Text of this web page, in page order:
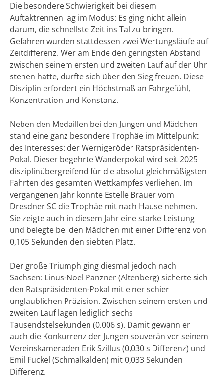
Die besondere Schwierigkeit bei diesem
Auftaktrennen lag im Modus: Es ging nicht allein
darum, die schnellste Zeit ins Tal zu bringen.
Gefahren wurden stattdessen zwei Wertungsläufe auf
Zeitdifferenz. Wer am Ende den geringsten Abstand
zwischen seinem ersten und zweiten Lauf auf der Uhr
stehen hatte, durfte sich über den Sieg freuen. Diese
Disziplin erfordert ein Höchstmaß an Fahrgefühl,
Konzentration und Konstanz.
Neben den Medaillen bei den Jungen und Mädchen
stand eine ganz besondere Trophäe im Mittelpunkt
des Interesses: der Wernigeröder Ratspräsidenten-
Pokal. Dieser begehrte Wanderpokal wird seit 2025
disziplinübergreifend für die absolut gleichmäßigsten
Fahrten des gesamten Wettkampfes verliehen. Im
vergangenen Jahr konnte Estelle Brauer vom
Dresdner SC die Trophäe mit nach Hause nehmen.
Sie zeigte auch in diesem Jahr eine starke Leistung
und belegte bei den Mädchen mit einer Differenz von
0,105 Sekunden den siebten Platz.
Der große Triumph ging diesmal jedoch nach
Sachsen: Linus-Noel Panzner (Altenberg) sicherte sich
den Ratspräsidenten-Pokal mit einer schier
unglaublichen Präzision. Zwischen seinem ersten und
zweiten Lauf lagen lediglich sechs
Tausendstelsekunden (0,006 s). Damit gewann er
auch die Konkurrenz der Jungen souverän vor seinem
Vereinskameraden Erik Szillus (0,030 s Differenz) und
Emil Fuckel (Schmalkalden) mit 0,033 Sekunden
Differenz.